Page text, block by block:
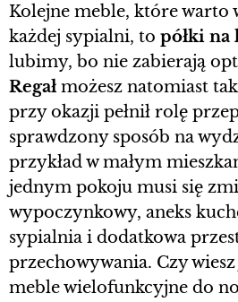
Kolejne meble, które warto
każdej sypialni, to półki na
lubimy, bo nie zabierają
Regał możesz natomiast
przy okazji pełnił rolę
sprawdzony sposób na
przykład w małym
jednym pokoju musi się
wypoczynkowy, aneks
sypialnia i dodatkowa
przechowywania. Czy
meble wielofunkcyjne do